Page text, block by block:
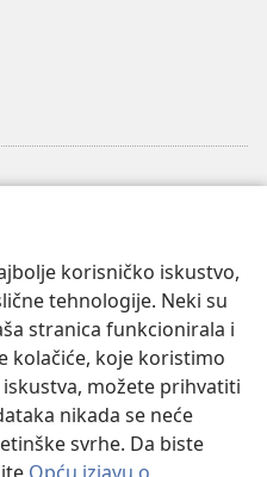
korisničko iskustvo,
tehnologije. Neki su
stranica funkcionirala i
kolačiće, koje koristimo
možete prihvatiti
nikada se neće
svrhe. Da biste